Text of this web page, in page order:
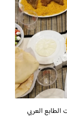
العربي